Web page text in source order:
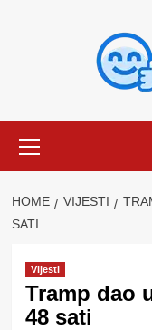
Menu
HOME VIJESTI
SATI
Vijesti
Tramp dao
48 sati